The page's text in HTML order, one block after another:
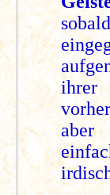
aber